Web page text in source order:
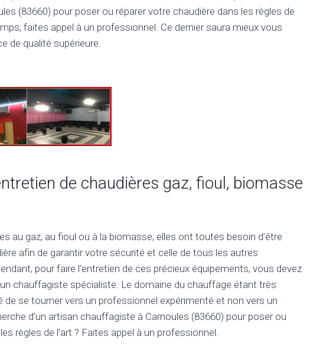
(83660) pour poser ou réparer votre chaudière dans les règles de
faites appel à un professionnel. Ce dernier saura mieux vous
de qualité supérieure.
de chaudières gaz, fioul, biomasse
au gaz, au fioul ou à la biomasse, elles ont toutes besoin d’être
afin de garantir votre sécurité et celle de tous les autres
pour faire l’entretien de ces précieux équipements, vous devez
chauffagiste spécialiste. Le domaine du chauffage étant très
se tourner vers un professionnel expérimenté et non vers un
d’un artisan chauffagiste à Carnoules (83660) pour poser ou
règles de l’art ? Faites appel à un professionnel.